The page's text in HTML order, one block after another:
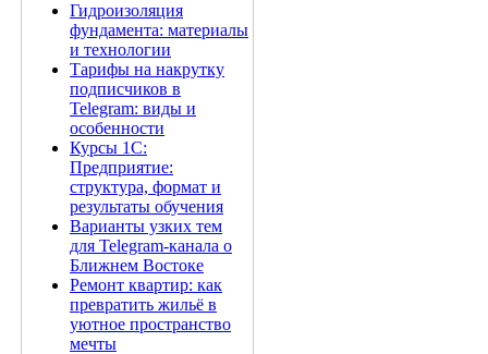
Гидроизоляция
фундамента: материалы
и технологии
Тарифы на накрутку
подписчиков в
Telegram: виды и
особенности
Курсы 1С:
Предприятие:
структура, формат и
результаты обучения
Варианты узких тем
для Telegram-канала о
Ближнем Востоке
Ремонт квартир: как
превратить жильё в
уютное пространство
мечты